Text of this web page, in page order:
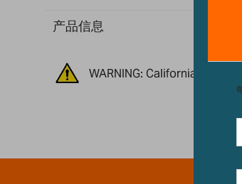
产品信息
WARNING: California